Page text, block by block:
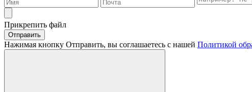
Прикрепить файл
Отправить
Нажимая кнопку Отправить, вы соглашаетесь с нашей Политикой